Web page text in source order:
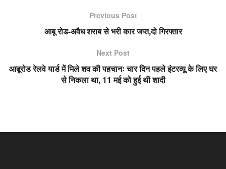
Previous Post
आबू रोड-अवैध शराब से भरी कार जप्त,दो गिरफ्तार
Next Post
आबूरोड रेलवे यार्ड में मिले शव की पहचानः चार दिन पहले इंटरव्यू के लिए घर
से निकला था, 11 मई को हुई थी शादी